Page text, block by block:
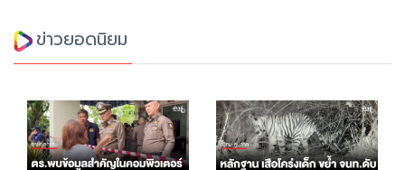
ข่าวยอดนิยม